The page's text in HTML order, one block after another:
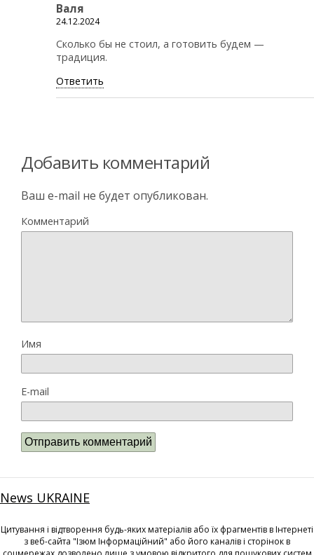
Валя
24.12.2024
Сколько бы не стоил, а готовить будем —
традиция.
Ответить
Добавить комментарий
Ваш e-mail не будет опубликован.
Комментарий
Имя
E-mail
News UKRAINE
Цитування і відтворення будь-яких матеріалів або їх фрагментів в Інтернеті
з веб-сайта "Ізюм Інформаційний" або його каналів і сторінок в